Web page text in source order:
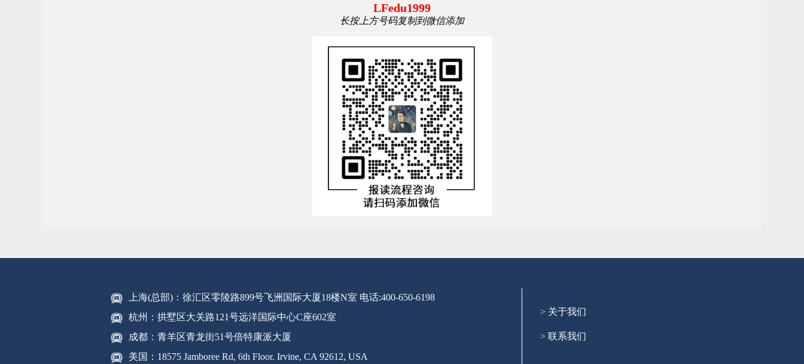
LFedu1999
长按上方号码复制到微信添加
上海(总部)：徐汇区零陵路899号飞洲国际大厦18楼N室 电话:400-650-6198
杭州：拱墅区大关路121号远洋国际中心C座602室
成都：青羊区青龙街51号倍特康派大厦
美国：18575 Jamboree Rd, 6th Floor. Irvine, CA 92612, USA
> 关于我们
> 联系我们